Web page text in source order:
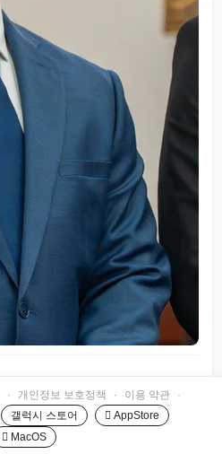
· 개인정보 보호정책 · 이용 약관
·
갤럭시 스토어
 AppStore
 MacOS